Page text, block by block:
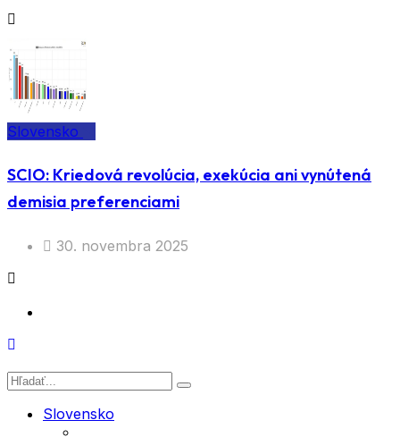
Slovensko
SCIO: Kriedová revolúcia, exekúcia ani vynútená
demisia preferenciami
30. novembra 2025
Slovensko